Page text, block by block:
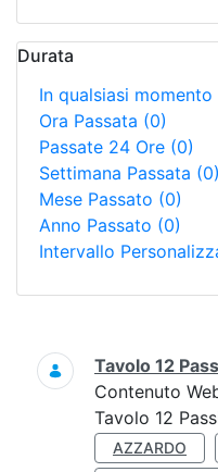
Durata
In qualsiasi momento
Ora Passata (0)
Passate 24 Ore (0)
Settimana Passata (0)
Mese Passato (0)
Anno Passato (0)
Intervallo
Ricerca
Tavolo 12
Contenuto
Tavolo 12
AZZARDO